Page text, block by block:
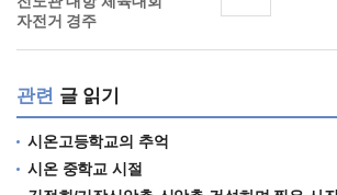
자전거 경주
관련 글 읽기
시온고등학교의 추억
시온 중학교 시절